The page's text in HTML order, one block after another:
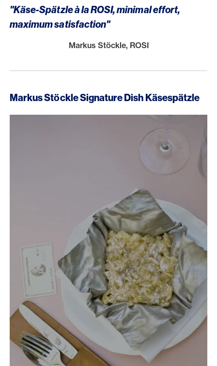
"Käse-Spätzle à la ROSI, minimal effort,
maximum satisfaction"
Markus Stöckle, ROSI
Markus Stöckle Signature Dish Käsespätzle